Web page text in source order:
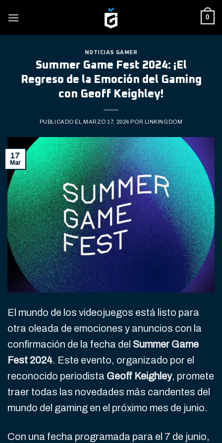
0
NOTICIAS GAMER
Summer Game Fest 2024: ¡El
Regreso de la Emoción del Gaming
con Geoff Keighley!
PUBLICADO EL MARZO 17, 2024 POR LINKINGDOM
17
Mar
El mundo de los videojuegos está listo para
otra oleada de emociones y anuncios con la
confirmación de la fecha del Summer Game
Fest 2024. Este evento, organizado por el
reconocido periodista Geoff Keighley, promete
traer todas las novedades más candentes del
mundo del gaming en el próximo mes de junio.
Con una fecha programada para el 7 de junio,